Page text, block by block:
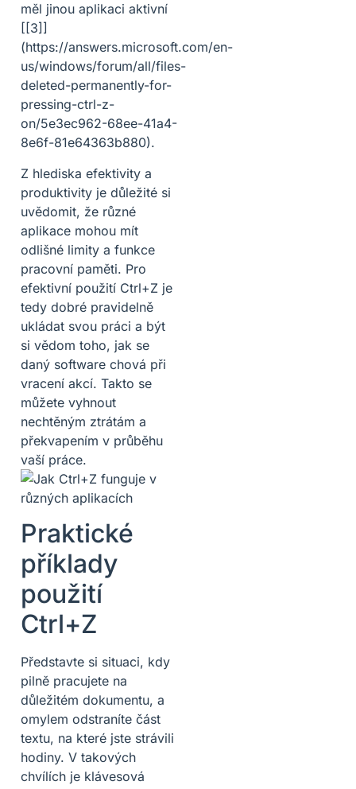
měl jinou aplikaci aktivní
[[3]]
(https://answers.microsoft.com/en-
us/windows/forum/all/files-
deleted-permanently-for-
pressing-ctrl-z-
on/5e3ec962-68ee-41a4-
8e6f-81e64363b880).
Z hlediska efektivity a
produktivity je důležité si
uvědomit, že různé
aplikace mohou mít
odlišné limity a funkce
pracovní paměti. Pro
efektivní použití Ctrl+Z je
tedy dobré pravidelně
ukládat svou práci a být
si vědom toho, jak se
daný software chová při
vracení akcí. Takto se
můžete vyhnout
nechtěným ztrátám a
překvapením v průběhu
vaší práce.
Praktické
příklady
použití
Ctrl+Z
Představte si situaci, kdy
pilně pracujete na
důležitém dokumentu, a
omylem odstraníte část
textu, na které jste strávili
hodiny. V takových
chvílích je klávesová